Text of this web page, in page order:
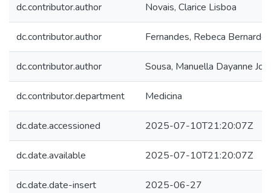
dc.contributor.author Novais, Clarice Lisboa
dc.contributor.author Fernandes, Rebeca Bernardes
dc.contributor.author Sousa, Manuella Dayanne
dc.contributor.department Medicina
dc.date.accessioned 2025-07-10T21:20:07Z
dc.date.available 2025-07-10T21:20:07Z
dc.date.date-insert 2025-06-27